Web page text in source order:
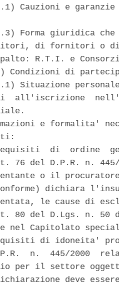
Cauzioni e
Forma giuridica
di fornitori o
R.T.I. e
Condizioni di
Situazione
all'iscrizione
e formalita'
di  ordine
76 del D.P.R. n.
o il
dichiara
le cause di
80 del D.Lgs. n. 50
nel Capitolato
di idoneita'
n.  445/2000
per il settore
deve